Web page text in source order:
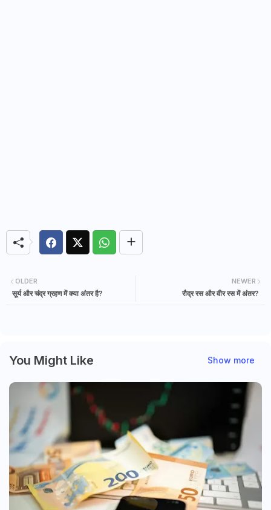
NEWER
रौद्र रस और वीर रस में अंतर?
OLDER
सूर्य और चंद्र ग्रहण में क्या अंतर है?
You Might Like Show more